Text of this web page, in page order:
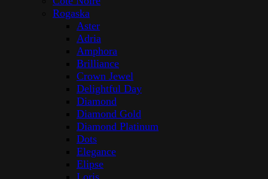
Rogaska
Aster
Adria
Amphora
Brilliance
Crown Jewel
Delightful Day
Diamond
Diamond Gold
Diamond Platinum
Dots
Elegance
Elipse
Loris